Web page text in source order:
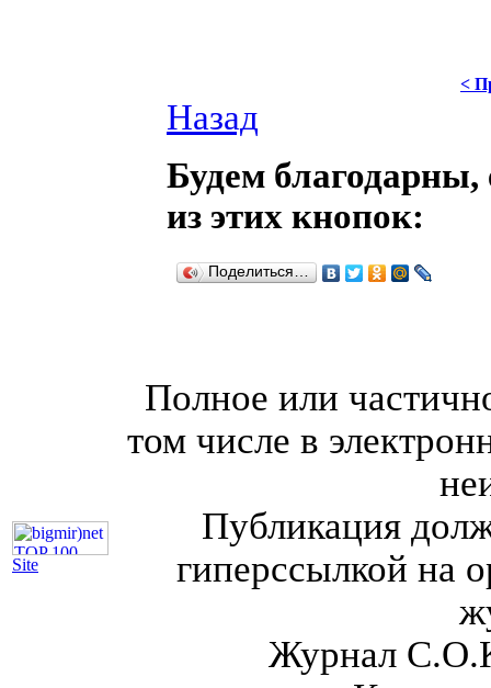
<
Назад
Будем благодарны,
из этих кнопок:
Поделиться…
Site
Полное или
том числе в
Публикация
гиперссылкой на
Журнал